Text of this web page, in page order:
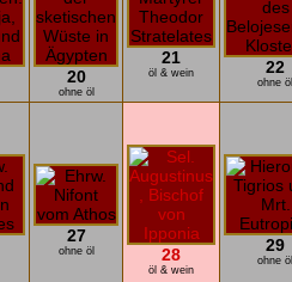
20
ohne öl
21
öl & wein 22
ohne öl
27
ohne öl 28
öl & wein
29
ohne öl